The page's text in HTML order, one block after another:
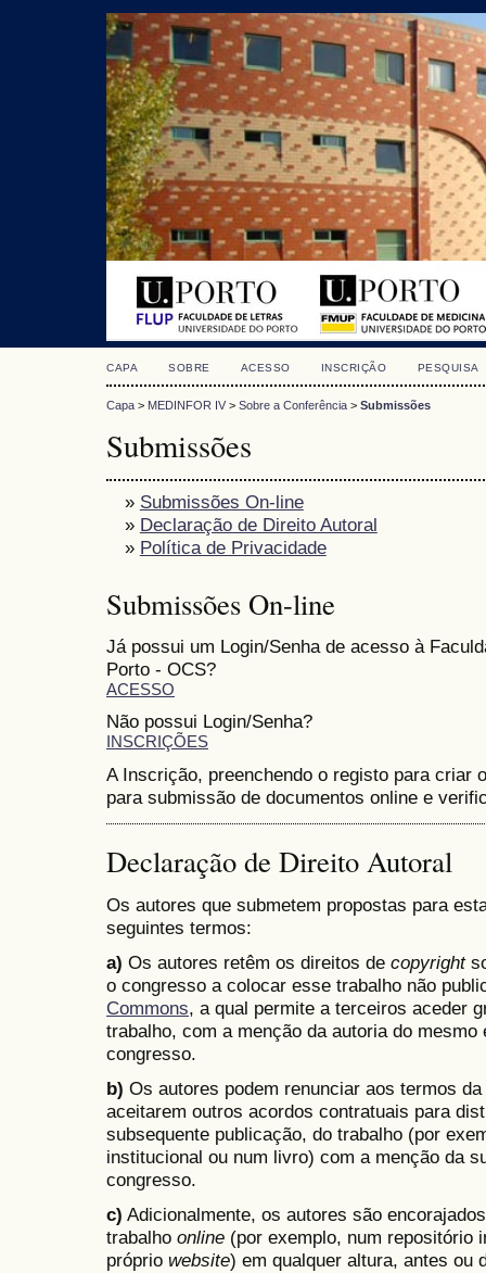
CAPA SOBRE ACESSO INSCRIÇÃO PESQUISA
Capa > MEDINFOR IV > Sobre a Conferência > Submissões
Submissões
» Submissões On-line
» Declaração de Direito Autoral
» Política de Privacidade
Submissões On-line
Já possui um Login/Senha de acesso à
Porto - OCS?
ACESSO
Não possui Login/Senha?
INSCRIÇÕES
A Inscrição, preenchendo o registo para criar
para submissão de documentos online e
Declaração de Direito Autoral
Os autores que submetem propostas para
seguintes termos:
a) Os autores retêm os direitos de copyright
o congresso a colocar esse trabalho não
Commons, a qual permite a terceiros aceder
trabalho, com a menção da autoria do
congresso.
b) Os autores podem renunciar aos termos
aceitarem outros acordos contratuais para
subsequente publicação, do trabalho (por
institucional ou num livro) com a menção da
congresso.
c) Adicionalmente, os autores são
trabalho online (por exemplo, num repositório
próprio website) em qualquer altura, antes ou